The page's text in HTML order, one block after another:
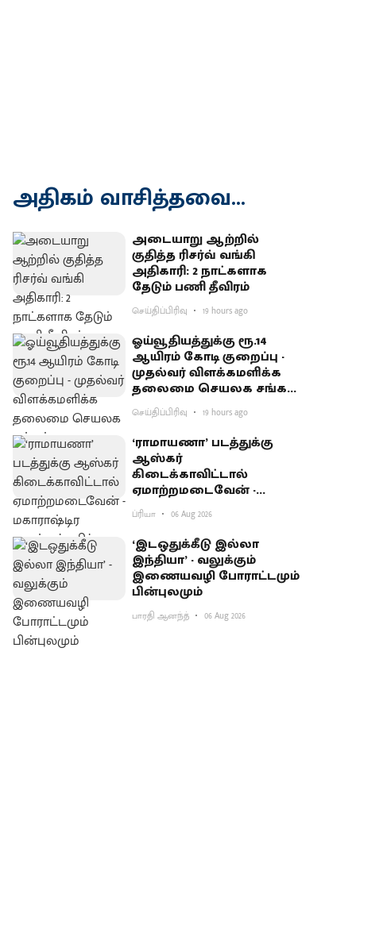
அதிகம் வாசித்தவை...
அடையாறு ஆற்றில்
குதித்த ரிசர்வ் வங்கி
அதிகாரி: 2 நாட்களாக
தேடும் பணி தீவிரம்
செய்திப்பிரிவு 19 hours ago
ஓய்வூதியத்துக்கு ரூ.14
ஆயிரம் கோடி குறைப்பு -
முதல்வர் விளக்கமளிக்க
தலைமை செயலக சங்கம்
வலியுறுத்தல்
செய்திப்பிரிவு 19 hours ago
‘ராமாயணா’ படத்துக்கு
ஆஸ்கர்
கிடைக்காவிட்டால்
ஏமாற்றமடைவேன் -
மகாராஷ்டிர முதல்வர்
பகிர்வு
ப்ரியா 06 Aug 2026
‘இடஒதுக்கீடு இல்லா
இந்தியா’ - வலுக்கும்
இணையவழி போராட்டமும்
பின்புலமும்
பாரதி ஆனந்த் 06 Aug 2026